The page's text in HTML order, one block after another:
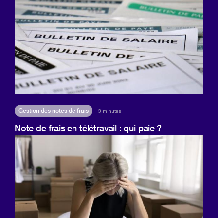
Gestion des notes de frais 3 minutes
Note de frais en télétravail : qui paie ?